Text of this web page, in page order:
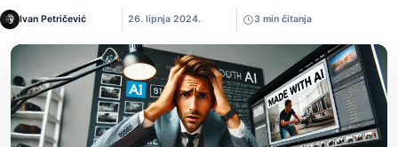
Ivan Petričević 26. lipnja 2024. 3 min čitanja